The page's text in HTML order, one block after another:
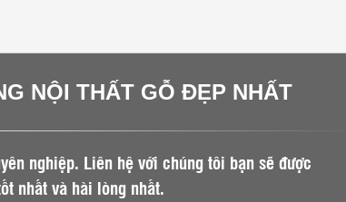
NỘI THẤT GỖ ĐẸP NHẤT
nghiệp. Liên hệ với chúng tôi bạn sẽ được
nhất và hài lòng nhất.